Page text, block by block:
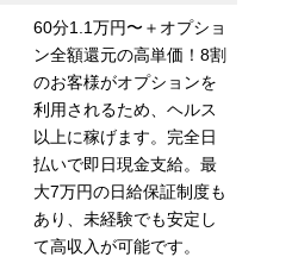
60分1.1万円〜＋オプショ
ン全額還元の高単価！8割
のお客様がオプションを
利用されるため、ヘルス
以上に稼げます。完全日
払いで即日現金支給。最
大7万円の日給保証制度も
あり、未経験でも安定し
て高収入が可能です。